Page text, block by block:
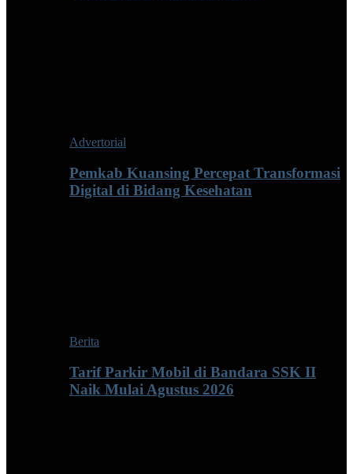
Advertorial
Pemkab Kuansing Percepat Transformasi
Digital di Bidang Kesehatan
Berita
Tarif Parkir Mobil di Bandara SSK II
Naik Mulai Agustus 2026